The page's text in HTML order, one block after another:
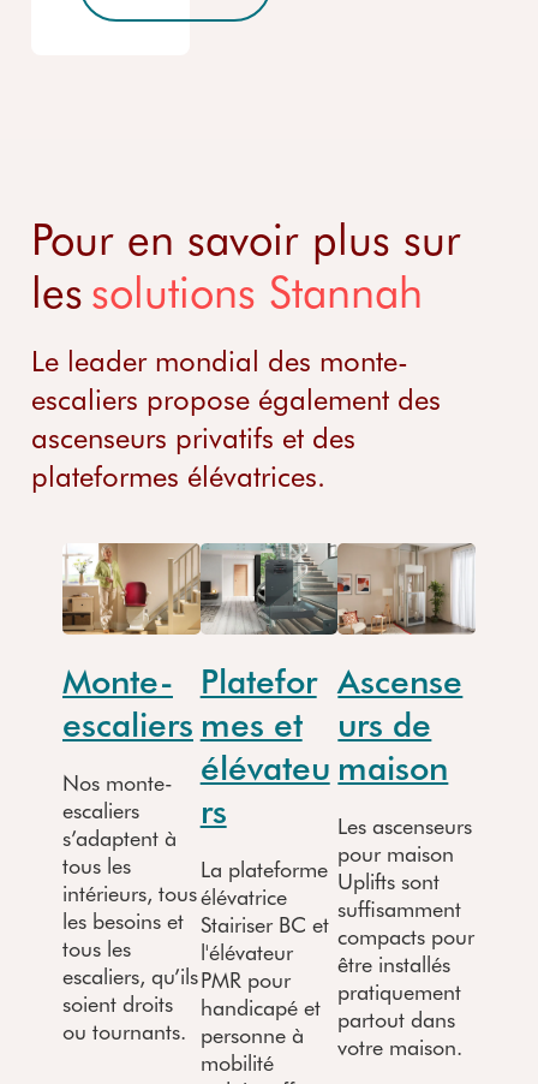
Pour en savoir plus sur
lessolutions Stannah
Le leader mondial des monte-
escaliers propose également des
ascenseurs privatifs et des
plateformes élévatrices.
Monte-
escaliers
Nos monte-
escaliers
s’adaptent à
tous les
intérieurs, tous
les besoins et
tous les
escaliers, qu’ils
soient droits
ou tournants.
Platefor
mes et
élévateu
rs
La plateforme
élévatrice
Stairiser BC et
l'élévateur
PMR pour
handicapé et
personne à
mobilité
Ascense
urs de
maison
Les ascenseurs
pour maison
Uplifts sont
suffisamment
compacts pour
être installés
pratiquement
partout dans
votre maison.